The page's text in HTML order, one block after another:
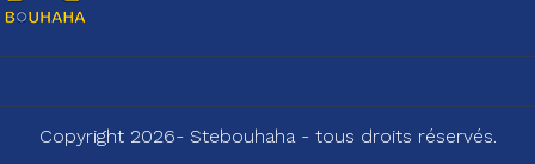
Copyright 2026- Stebouhaha - tous droits réservés.